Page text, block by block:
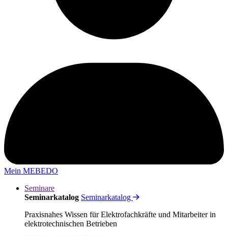
Mein MEBEDO
Seminare
Seminarkatalog Seminarkatalog
Praxisnahes Wissen für Elektrofachkräfte und Mitarbeiter in
elektrotechnischen Betrieben